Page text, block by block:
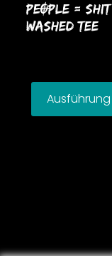
PEOPLE =
WASHED TEE